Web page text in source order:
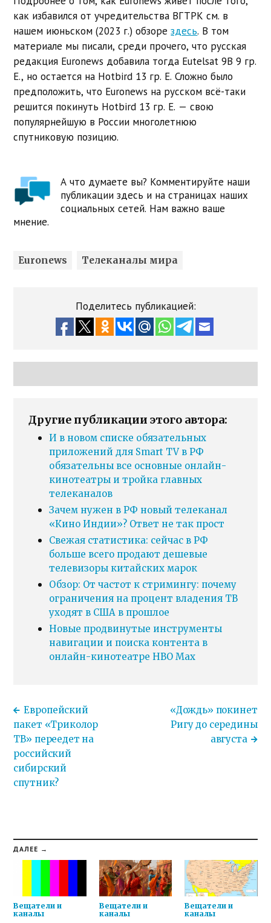
как избавился от учредительства ВГТРК см. в
нашем июньском (2023 г.) обзорездесь. В том
материале мы писали, среди прочего, что русская
редакция Euronews добавила тогда Eutelsat 9B 9 гр.
E., но остается на Hotbird 13 гр. Е. Сложно было
предположить, что Euronews на русском всё-таки
решится покинуть Hotbird 13 гр. Е. — свою
популярнейшую в России многолетнюю
спутниковую позицию.
А что думаете вы? Комментируйте наши
публикации здесь и на страницах наших
социальных сетей. Нам важно ваше
мнение.
Euronews Телеканалы мира
Поделитесь публикацией:
Другие публикации этого автора:
И в новом списке обязательных
приложений для Smart TV в РФ
обязательны все основные онлайн-
кинотеатры и тройка главных
телеканалов
Зачем нужен в РФ новый телеканал
«Кино Индии»? Ответ не так прост
Свежая статистика: сейчас в РФ
больше всего продают дешевые
телевизоры китайских марок
Обзор: От частот к стримингу: почему
ограничения на процент владения ТВ
уходят в США в прошлое
Новые продвинутые инструменты
навигации и поиска контента в
онлайн-кинотеатре HBO Max
Европейский
пакет «Триколор
ТВ» переедет на
российский
сибирский
спутник?
«Дождь» покинет
Ригу до середины
августа
ДАЛЕЕ →
Вещатели и
каналы
Вещатели и
каналы
Вещатели и
каналы